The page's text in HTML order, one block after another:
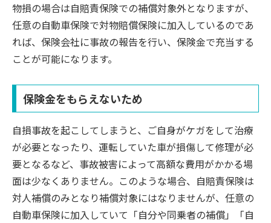
物損の場合は自賠責保険での補償対象外となりますが、
任意の自動車保険で対物賠償保険に加入しているのであ
れば、保険会社に事故の報告を行い、保険金で充当する
ことが可能になります。
保険金をもらえないため
自損事故を起こしてしまうと、ご自身がケガをして治療
が必要となったり、運転していた車が損傷して修理が必
要となるなど、事故被害によって高額な費用がかかる場
面は少なくありません。このような場合、自賠責保険は
対人補償のみとなり補償対象にはなりませんが、任意の
自動車保険に加入していて「自分や同乗者の補償」「自